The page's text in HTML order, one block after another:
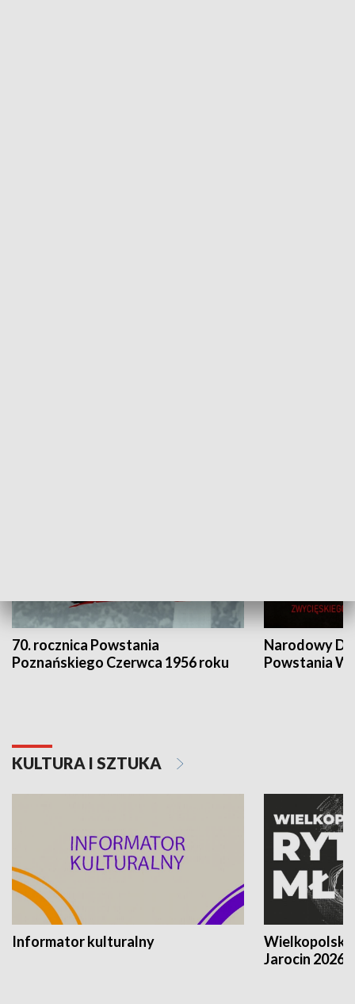
70. rocznica Powstania
Poznańskiego Czerwca 1956 roku
Narodowy
Powstania
KULTURA I SZTUKA
Informator kulturalny
Jarocin 2026